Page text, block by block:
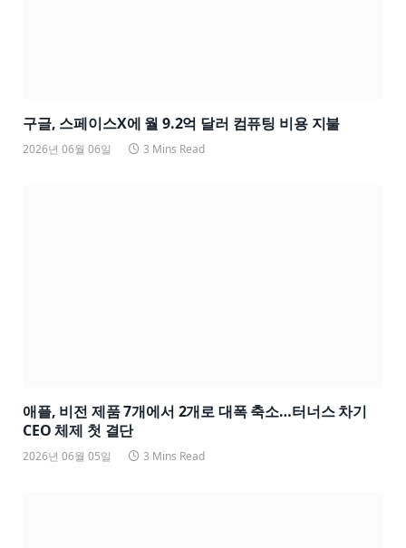
구글, 스페이스X에 월 9.2억 달러 컴퓨팅 비용 지불
2026년 06월 06일 3 Mins Read
애플, 비전 제품 7개에서 2개로 대폭 축소…터너스 차기
CEO 체제 첫 결단
2026년 06월 05일 3 Mins Read